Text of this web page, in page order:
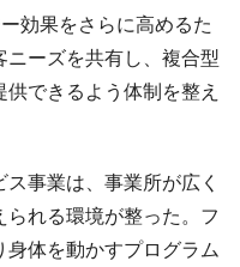
効果をさらに高めるた
ーズを共有し、複合型
できるよう体制を整え
事業は、事業所が広く
れる環境が整った。フ
体を動かすプログラム